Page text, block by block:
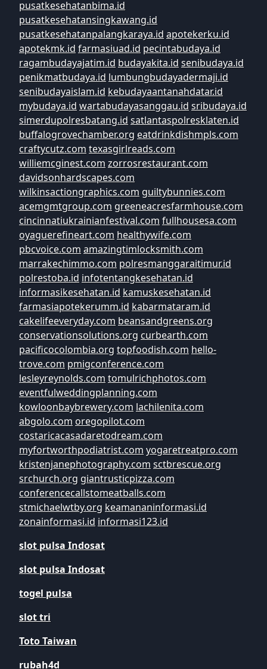
pusatkesehatanbima.id
pusatkesehatansingkawang.id
pusatkesehatanpalangkaraya.id apotekerku.id
apotekmk.id farmasiuad.id pecintabudaya.id
ragambudayajatim.id budayakita.id senibudaya.id
penikmatbudaya.id lumbungbudayadermaji.id
senibudayaislam.id kebudayaantanahdatar.id
mybudaya.id wartabudayasanggau.id sribudaya.id
simerdupolresbatang.id satlantaspolresklaten.id
buffalogrovechamber.org eatdrinkdishmpls.com
craftycutz.com texasgirlreads.com
williemcginest.com zorrosrestaurant.com
davidsonhardscapes.com
wilkinsactiongraphics.com guiltybunnies.com
acemgmtgroup.com greeneacresfarmhouse.com
cincinnatiukrainianfestival.com fullhousesa.com
oyaguerefineart.com healthywife.com
pbcvoice.com amazingtimlocksmith.com
marrakechimmo.com polresmanggaraitimur.id
polrestoba.id infotentangkesehatan.id
informasikesehatan.id kamuskesehatan.id
farmasiapotekerumm.id kabarmataram.id
cakelifeeveryday.com beansandgreens.org
conservationsolutions.org curbearth.com
pacificocolombia.org topfoodish.com hello-
trove.com pmigconference.com
lesleyreynolds.com tomulrichphotos.com
eventfulweddingplanning.com
kowloonbaybrewery.com lachilenita.com
abgolo.com oregopilot.com
costaricacasadaretodream.com
myfortworthpodiatrist.com yogaretreatpro.com
kristenjanephotography.com sctbrescue.org
srchurch.org giantrusticpizza.com
conferencecallstomeatballs.com
stmichaelwtby.org keamananinformasi.id
zonainformasi.id informasi123.id
slot pulsa Indosat
slot pulsa Indosat
togel pulsa
slot tri
Toto Taiwan
rubah4d